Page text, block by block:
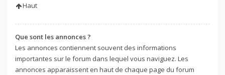
Haut
Que sont les annonces ?
Les annonces contiennent souvent des informations
importantes sur le forum dans lequel vous naviguez. Les
annonces apparaissent en haut de chaque page du forum